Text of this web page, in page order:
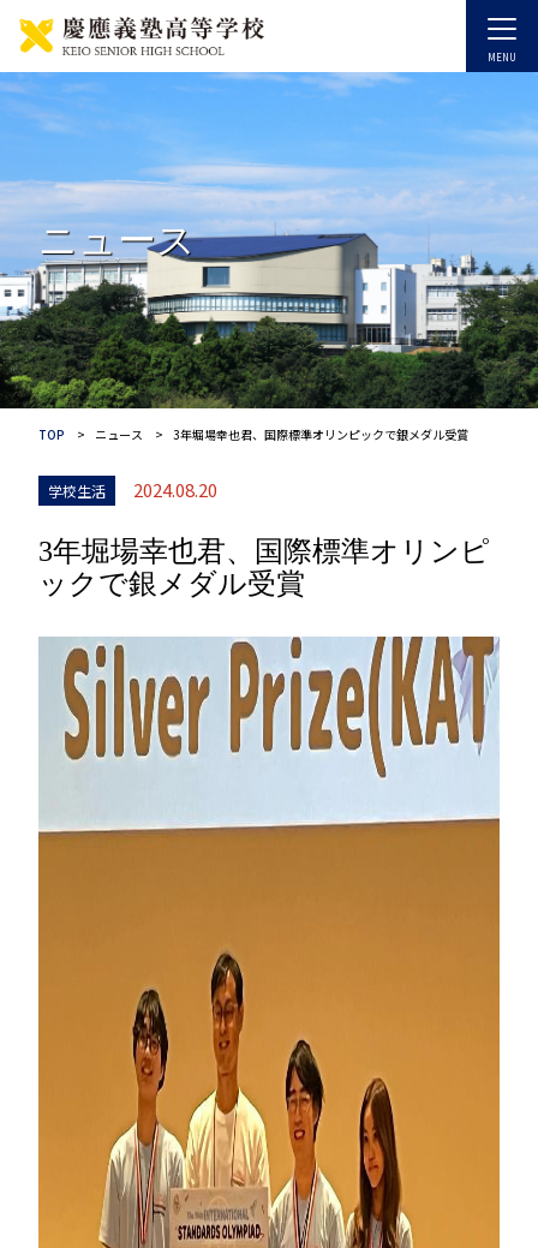
ニュース
TOP ニュース 3年堀場幸也君、国際標準オリンピックで銀メダル受賞
学校生活 2024.08.20
3年堀場幸也君、国際標準オリンピ
ックで銀メダル受賞